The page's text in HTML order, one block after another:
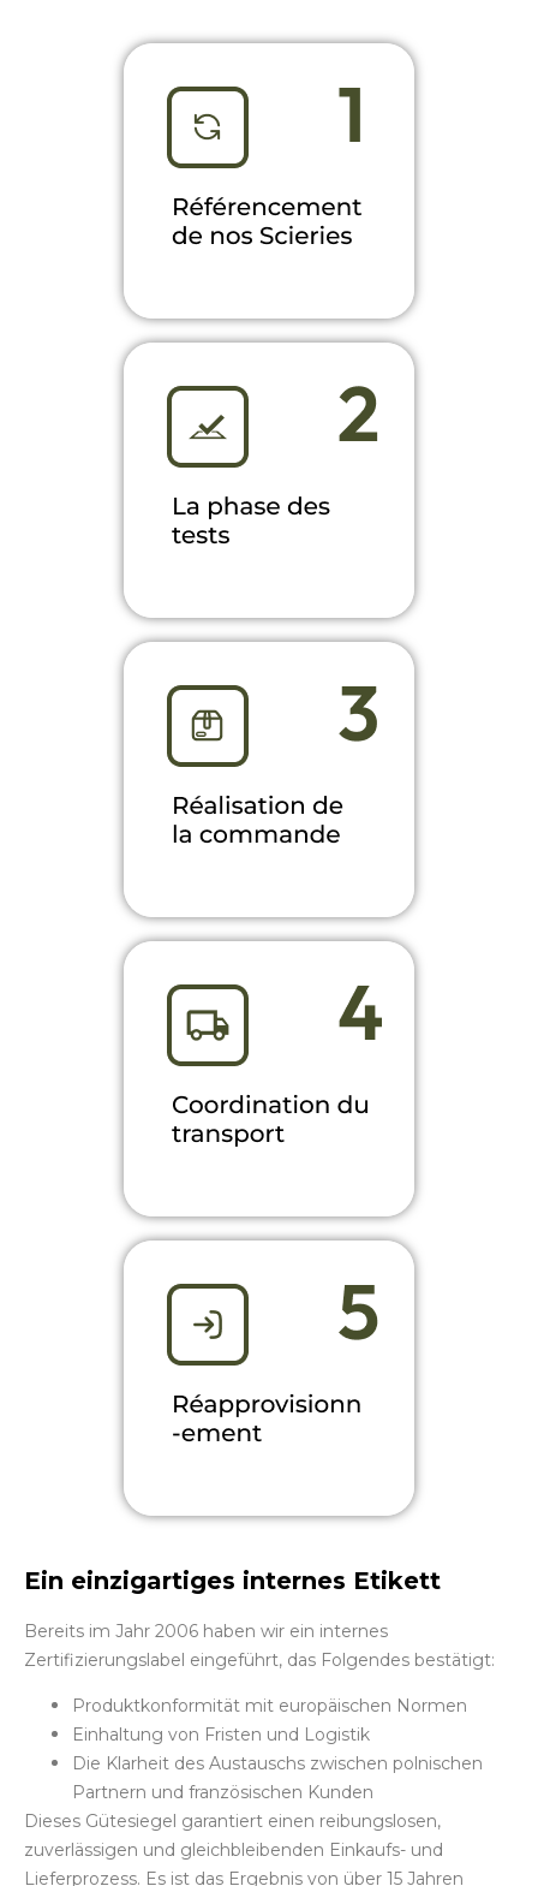
Ein einzigartiges internes Etikett
Bereits im Jahr 2006 haben wir ein internes
Zertifizierungslabel eingeführt, das Folgendes bestätigt:
Produktkonformität mit europäischen Normen
Einhaltung von Fristen und Logistik
Die Klarheit des Austauschs zwischen polnischen
Partnern und französischen Kunden
Dieses Gütesiegel garantiert einen reibungslosen,
zuverlässigen und gleichbleibenden Einkaufs- und
Lieferprozess. Es ist das Ergebnis von über 15 Jahren